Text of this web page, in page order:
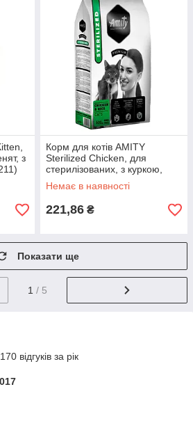
з
Корм для котів AMITY
Sterilized Chicken, для
стерилізованих, з куркою,
600g
Немає в наявності
221,86 ₴
Показати ще
1 / 5
відгуків за рік